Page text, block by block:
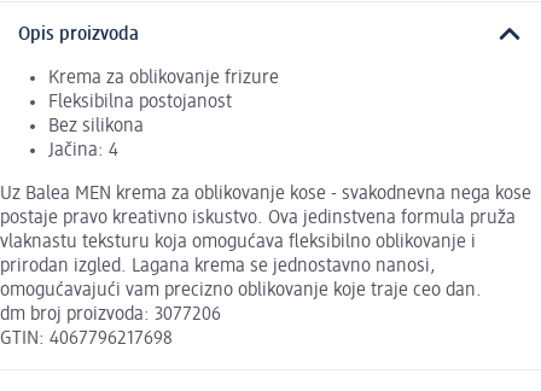
Opis proizvoda
Krema za oblikovanje frizure
Fleksibilna postojanost
Bez silikona
Jačina: 4
Uz Balea MEN krema za oblikovanje kose - svakodnevna nega kose
postaje pravo kreativno iskustvo. Ova jedinstvena formula pruža
vlaknastu teksturu koja omogućava fleksibilno oblikovanje i
prirodan izgled. Lagana krema se jednostavno nanosi,
omogućavajući vam precizno oblikovanje koje traje ceo dan.
dm broj proizvoda: 3077206
GTIN: 4067796217698